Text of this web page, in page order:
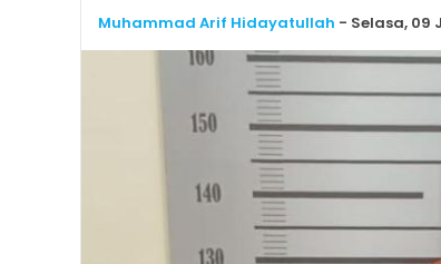
Muhammad Arif Hidayatullah - Selasa, 09